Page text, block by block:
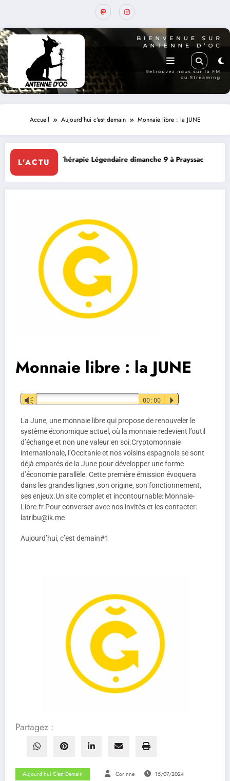
Accueil Aujourd'hui c'est demain Monnaie libre : la JUNE
L'ACTU
Légendaire dimanche 9 à Prayssac Expérience RADIO,
Monnaie libre : la JUNE
Vm 00:00 P
La June, une monnaie libre qui propose de renouveler le
système économique actuel, où la monnaie redevient l’outil
d’échange et non une valeur en soi.Cryptomonnaie
internationale, l’Occitanie et nos voisins espagnols se sont
déjà emparés de la June pour développer une forme
d’économie parallèle. Cette première émission évoquera
dans les grandes lignes ,son origine, son fonctionnement,
ses enjeux.Un site complet et incontournable: Monnaie-
Libre.fr.Pour converser avec nos invités et les contacter:
latribu@ik.me
Aujourd’hui, c’est demain#1
Partagez :
Aujourd'hui C'est Demain Corinne 15/07/2024